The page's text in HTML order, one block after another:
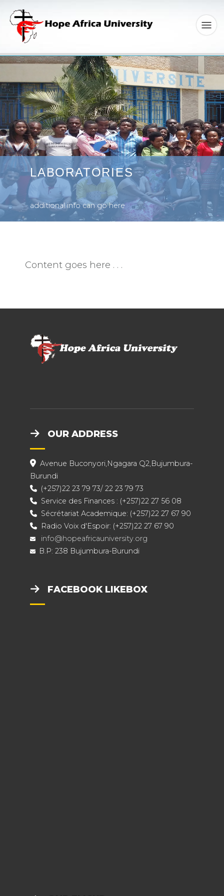
LABORATORIES
additional info can go here
Content goes here . . .
OUR ADDRESS
Avenue Buconyori,Ngagara Q2,Bujumbura-
Burundi
(+257)22 23 79 73/ 22 23 79 73
Service des Finances : (+257)22 27 56 08
Sécrétariat Academique: (+257)22 27 67 90
Radio Voix d'Espoir: (+257)22 27 67 90
info@hopeafricauniversity.org
B.P: 238 Bujumbura-Burundi
FACEBOOK LIKEBOX